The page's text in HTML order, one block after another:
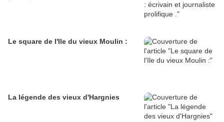
Le square de l'Ile du vieux Moulin :
La légende des vieux d'Hargnies